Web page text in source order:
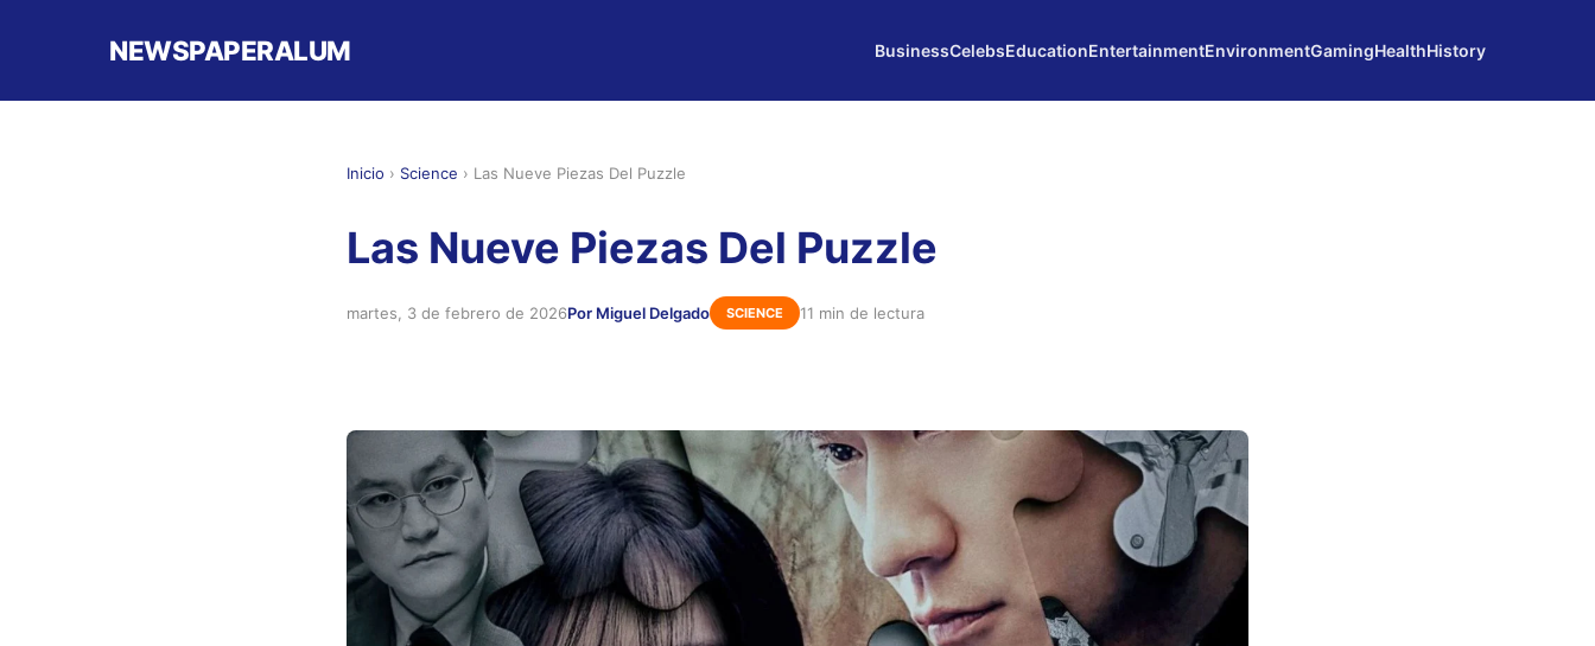
NEWSPAPERALUM BusinessCelebsEducationEntertainmentEnvironmentGamingHealthHistory
Inicio › Science › Las Nueve Piezas Del Puzzle
Las Nueve Piezas Del Puzzle
martes, 3 de febrero de 2026Por Miguel Delgado SCIENCE 11 min de lectura